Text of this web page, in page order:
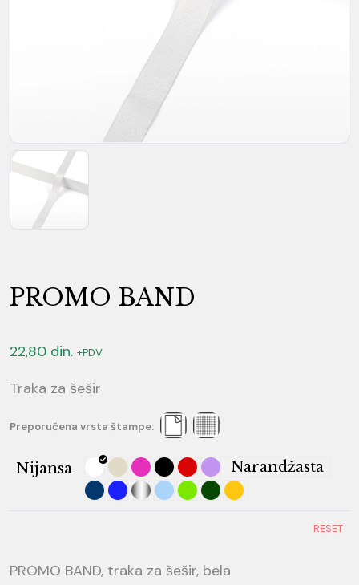
PROMO BAND
22,80 din. +PDV
Traka za šešir
Preporučena vrsta štampe:
Nijansa Narandžasta
RESET
PROMO BAND, traka za šešir, bela